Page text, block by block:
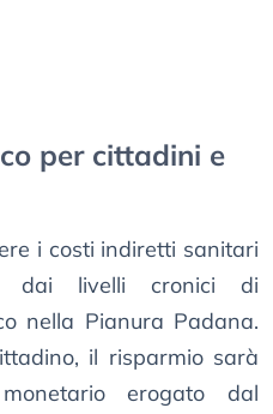
per cittadini e
i costi indiretti sanitari
dai livelli cronici di
nella Pianura Padana.
il risparmio sarà
erogato dal